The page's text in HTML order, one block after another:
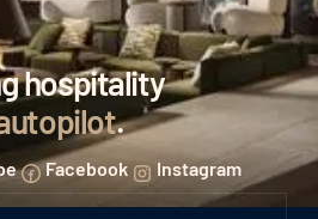
hospitality
.
Facebook Instagram